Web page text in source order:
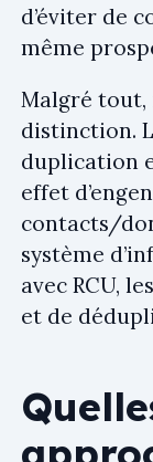
d’éviter de
même
Malgré
distinction.
duplication
effet
contacts/
système
avec RCU,
et de